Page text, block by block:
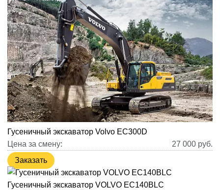
Гусеничный экскаватор Volvo EC300D
Цена за смену:
27 000 руб.
Заказать
Гусеничный экскаватор VOLVO EC140BLC